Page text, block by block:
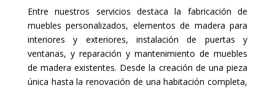
Entre nuestros servicios destaca la fabricación de
muebles personalizados, elementos de madera para
interiores y exteriores, instalación de puertas y
ventanas, y reparación y mantenimiento de muebles
de madera existentes. Desde la creación de una pieza
única hasta la renovación de una habitación completa,